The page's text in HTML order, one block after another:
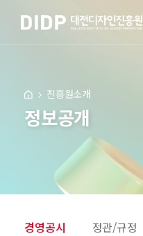
진흥원소개
정보공개
경영공시 정관/규정